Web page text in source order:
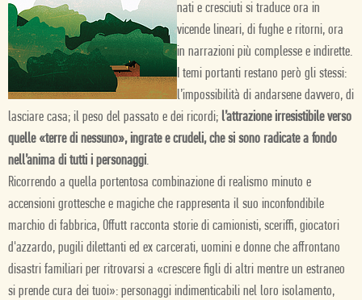
nati e cresciuti si traduce ora in
vicende lineari, di fughe e ritorni, ora
in narrazioni più complesse e indirette.
I temi portanti restano però gli stessi:
l’impossibilità di andarsene davvero, di
lasciare casa; il peso del passato e dei ricordi; l’attrazione irresistibile verso
quelle «terre di nessuno», ingrate e crudeli, che si sono radicate a fondo
nell’anima di tutti i personaggi.
Ricorrendo a quella portentosa combinazione di realismo minuto e
accensioni grottesche e magiche che rappresenta il suo inconfondibile
marchio di fabbrica, Offutt racconta storie di camionisti, sceriffi, giocatori
d'azzardo, pugili dilettanti ed ex carcerati, uomini e donne che affrontano
disastri familiari per ritrovarsi a «crescere figli di altri mentre un estraneo
si prende cura dei tuoi»: personaggi indimenticabili nel loro isolamento,